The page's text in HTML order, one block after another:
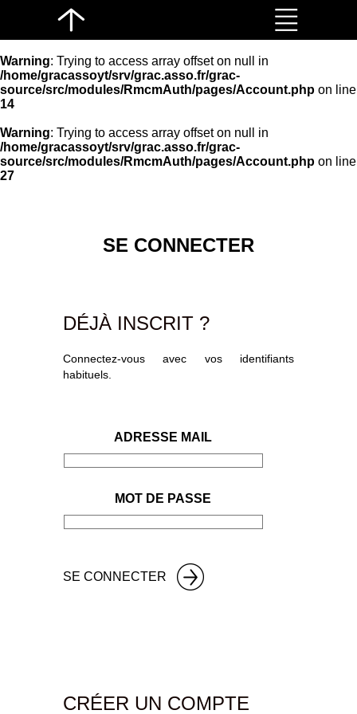
Warning: Trying to access array offset on null in
/home/gracassoyt/srv/grac.asso.fr/grac-
source/src/modules/RmcmAuth/pages/Account.php on line
14
Warning: Trying to access array offset on null in
/home/gracassoyt/srv/grac.asso.fr/grac-
source/src/modules/RmcmAuth/pages/Account.php on line
27
SE CONNECTER
DÉJÀ INSCRIT ?
Connectez-vous avec vos identifiants
habituels.
ADRESSE MAIL
MOT DE PASSE
CRÉER UN COMPTE